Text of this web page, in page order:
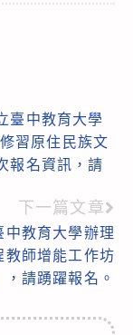
臺中教育大學
習原住民族文
報名資訊，請
下一篇文章
教育大學辦理
教師增能工作坊
，請踴躍報名。